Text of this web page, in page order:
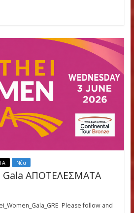
ολοκληρώθηκε με απόλυτη